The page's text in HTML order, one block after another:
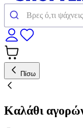
Πίσω
Καλάθι